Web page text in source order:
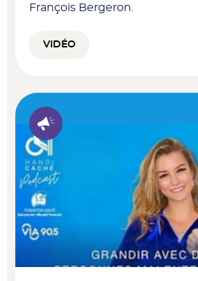
François Bergeron.
VIDÉO